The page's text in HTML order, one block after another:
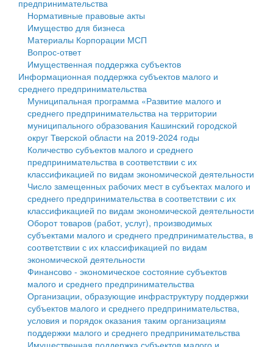
Государственные услуги
Промышленность и АПК
Экономика и бизнес
...
Символика
Устав
Гостям округа
Туризм
Культура
Образование
Здравоохранение
Социальная защита
Фотоальбом
муниципального округа Тверской области
Администрация Кашинского муниципального округа
Тверской области
Управление сельскими территориями
Открытые данные
Работа с обращениями граждан
Муниципальный контроль
Муниципальные услуги
Проекты административных регламентов
Антимонопольный комплаенс
Противодействие коррупции
Финансовое управление
Бюджет для граждан
Имущество
Выявление правообладателей ранее учтенных
объектов недвижимости
Имущественная поддержка субъектов малого и
среднего предпринимательства
Информационная поддержка субъектов малого и
среднего предпринимательства
Муниципальные программы
Контрольно-счетная палата
Персональные данные
Оценка регулирующего воздействия
Деятельность МУ
предпринимательства
Нормативные правовые акты
Имущество для бизнеса
Материалы Корпорации МСП
Вопрос-ответ
Имущественная поддержка субъектов
Информационная поддержка субъектов малого и
среднего предпринимательства
Муниципальная программа «Развитие малого и
среднего предпринимательства на территории
муниципального образования Кашинский городской
округ Тверской области на 2019-2024 годы
Количество субъектов малого и среднего
предпринимательства в соответствии с их
классификацией по видам экономической деятельности
Число замещенных рабочих мест в субъектах малого и
среднего предпринимательства в соответствии с их
классификацией по видам экономической деятельности
Оборот товаров (работ, услуг), производимых
субъектами малого и среднего предпринимательства, в
соответствии с их классификацией по видам
экономической деятельности
Финансово - экономическое состояние субъектов
малого и среднего предпринимательства
Организации, образующие инфраструктуру поддержки
субъектов малого и среднего предпринимательства,
условия и порядок оказания таким организациям
поддержки малого и среднего предпринимательства
Имущественная поддержка субъектов малого и